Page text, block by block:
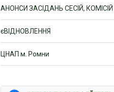
АНОНСИ ЗАСІДАНЬ СЕСІЙ, КОМІСІЙ
єВІДНОВЛЕННЯ
ЦНАП м. Ромни